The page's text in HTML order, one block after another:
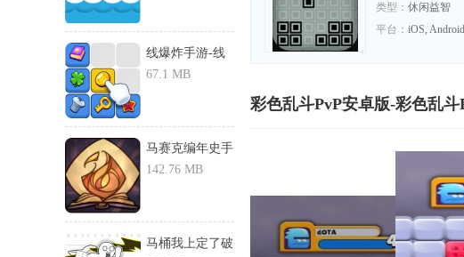
线爆炸手游-线
爆炸游戏...
67.1 MB
马赛克编年史手
游-马赛...
142.76 MB
马桶我上定了破
类型： 休闲益智
平台： iOS, Android
彩色乱斗PvP安卓版-彩色乱